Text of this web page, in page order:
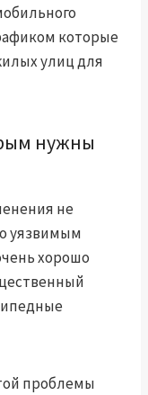
которые
улиц для
нужны
не
уязвимым
хорошо
проблемы